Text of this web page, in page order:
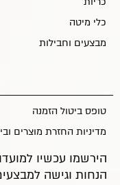
כלי מיטה
מבצעים וחבילות
טופס ביטול הזמנה
מדיניות החזרת מוצרים
הירשמו עכשיו
הנחות וגישה